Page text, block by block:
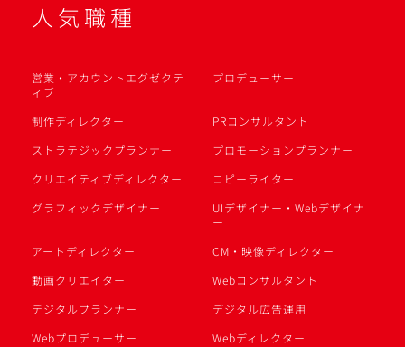
人気職種
営業・アカウントエグゼクテ
ィブ
プロデューサー
制作ディレクター
PRコンサルタント
ストラテジックプランナー
プロモーションプランナー
クリエイティブディレクター
コピーライター
グラフィックデザイナー
UIデザイナー・Webデザイナ
ー
アートディレクター
CM・映像ディレクター
動画クリエイター
Webコンサルタント
デジタルプランナー
デジタル広告運用
Webプロデューサー
Webディレクター